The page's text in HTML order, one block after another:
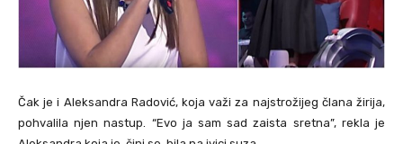
Čak je i Aleksandra Radović, koja važi za najstrožijeg člana žirija,
pohvalila njen nastup. “Evo ja sam sad zaista sretna”, rekla je